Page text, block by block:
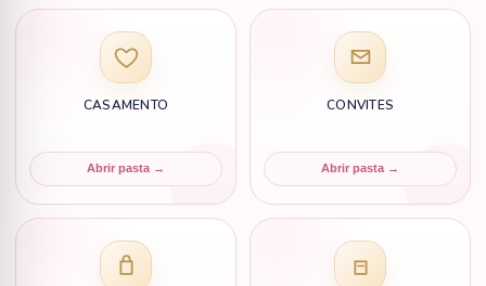
CASAMENTO
Abrir pasta →
CONVITES
Abrir pasta →